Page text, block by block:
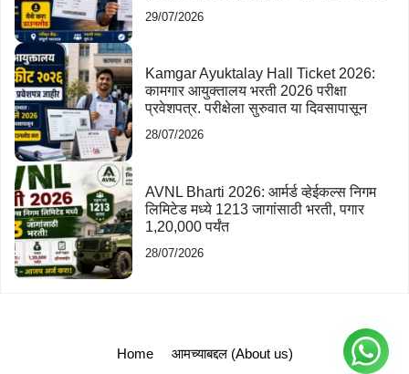
29/07/2026
Kamgar Ayuktalay Hall Ticket 2026:
कामगार आयुक्तालय भरती 2026 परीक्षा
प्रवेशपत्र. परीक्षेला सुरुवात या दिवसापासून
28/07/2026
AVNL Bharti 2026: आर्मर्ड व्हेईकल्स निगम
लिमिटेड मध्ये 1213 जागांसाठी भरती, पगार
1,20,000 पर्यंत
28/07/2026
Home आमच्याबद्दल (About us)